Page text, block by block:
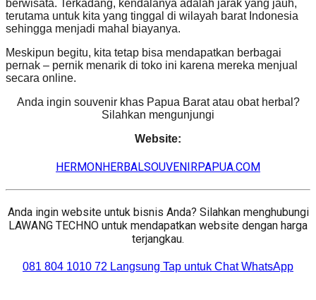
berwisata. Terkadang, kendalanya adalah jarak yang jauh,
terutama untuk kita yang tinggal di wilayah barat Indonesia
sehingga menjadi mahal biayanya.
Meskipun begitu, kita tetap bisa mendapatkan berbagai
pernak – pernik menarik di toko ini karena mereka menjual
secara online.
Anda ingin souvenir khas Papua Barat atau obat herbal?
Silahkan mengunjungi
Website:
HERMONHERBALSOUVENIRPAPUA.COM
Anda ingin website untuk bisnis Anda? Silahkan menghubungi
LAWANG TECHNO untuk mendapatkan website dengan harga
terjangkau.
081 804 1010 72 Langsung Tap untuk Chat WhatsApp